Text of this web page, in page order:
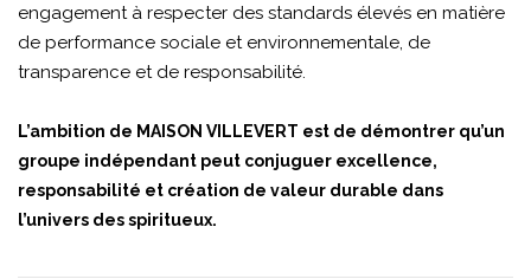
engagement à respecter des standards élevés en matière
de performance sociale et environnementale, de
transparence et de responsabilité.
L’ambition de MAISON VILLEVERT est de démontrer qu’un
groupe indépendant peut conjuguer excellence,
responsabilité et création de valeur durable dans
l’univers des spiritueux.